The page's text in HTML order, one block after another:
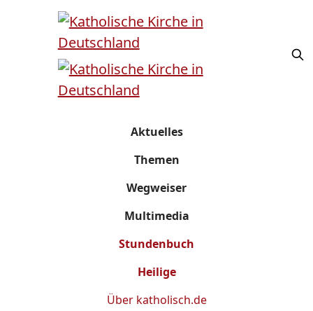
Aktuelles
Themen
Wegweiser
Multimedia
Stundenbuch
Heilige
Über katholisch.de